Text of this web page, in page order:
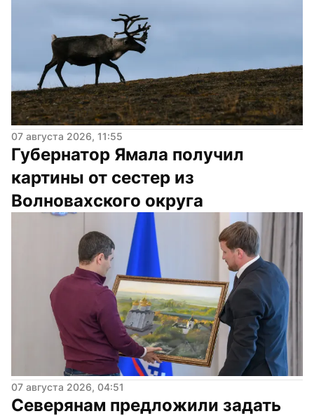
07 августа 2026, 11:55
Губернатор Ямала получил
картины от сестер из
Волновахского округа
07 августа 2026, 04:51
Северянам предложили задать